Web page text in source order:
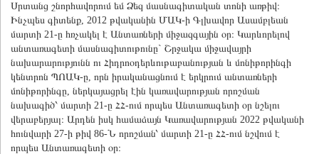
Սրտանց շնորհավորում եմ Ձեզ մասնագիտական տոնի առթիվ։
Ինչպես գիտենք, 2012 թվականին ՄԱԿ-ի Գլխավոր Ասամբլեան
մարտի 21-ը հռչակել է Անտառների միջազգային օր։ Կարևորելով
անտառագետի մասնագիտութունը` Շրջակա միջավայրի
նախարարությունն ու Հիդրոօդերևութաբանության և մոնիթորինգի
կենտրոն ՊՈԱԿ-ը, որն իրականացնում է երկրում անտառների
մոնիթորինգը, ներկայացրել էին կառավարության որոշման
նախագիծ՝ մարտի 21-ը ՀՀ-ում որպես Անտառագետի օր նշելու
վերաբերյալ։ Արդեն իսկ համաձայն Կառավարության 2022 թվականի
հունվարի 27-ի թիվ 86-Ն որոշման՝ մարտի 21-ը ՀՀ-ում նշվում է
որպես Անտառագետի օր։